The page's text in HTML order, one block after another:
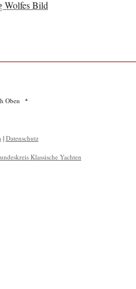
Oben
| Datenschutz
Klassische Yachten